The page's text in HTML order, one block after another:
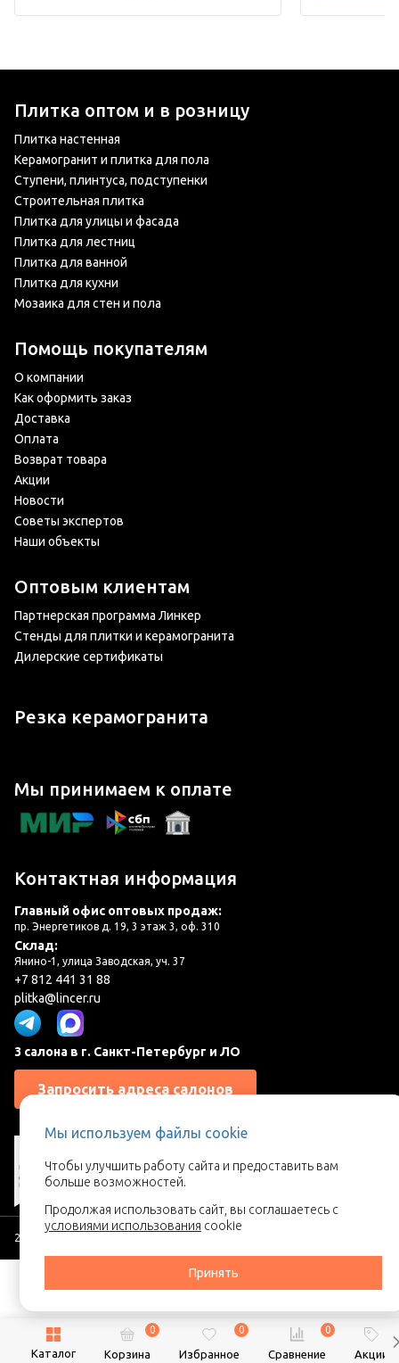
Каталог Корзина
0
Избранное
0
Сравнение
0
Акции
Плитка оптом и в розницу
Плитка настенная
Керамогранит и плитка для пола
Ступени, плинтуса, подступенки
Строительная плитка
Плитка для улицы и фасада
Плитка для лестниц
Плитка для ванной
Плитка для кухни
Мозаика для стен и пола
Помощь покупателям
О компании
Как оформить заказ
Доставка
Оплата
Возврат товара
Акции
Новости
Советы экспертов
Наши объекты
Оптовым клиентам
Партнерская программа Линкер
Стенды для плитки и керамогранита
Дилерские сертификаты
Резка керамогранита
Мы принимаем к оплате
Контактная информация
Главный офис оптовых продаж:
пр. Энергетиков д. 19, 3 этаж 3, оф. 310
Склад:
Янино-1, улица Заводская, уч. 37
+7 812 441 31 88
plitka@lincer.ru
3 салона в г. Санкт-Петербург и ЛО
Запросить адреса салонов
2026 © Линкер - Ваш поставщик керамической плитки
Мы используем файлы cookie
Чтобы улучшить работу сайта и предоставить вам
больше возможностей.
Продолжая использовать сайт, вы соглашаетесь с
условиями использования cookie
Принять